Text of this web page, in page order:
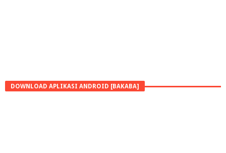
DOWNLOAD APLIKASI ANDROID [BAKABA]